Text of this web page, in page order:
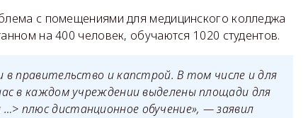
с помещениями для медицинского колледжа
на 400 человек, обучаются 1020 студентов.
в правительство и капстрой. В том числе и для
в каждом учреждении выделены площади для
плюс дистанционное обучение», — заявил